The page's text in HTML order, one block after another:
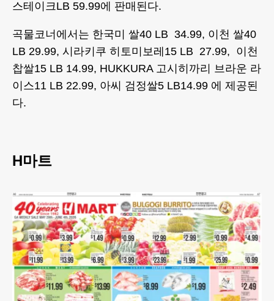
스테이크LB 59.99에 판매된다.
곡물코너에서는 한국미 쌀40 LB 34.99, 이천 쌀40
LB 29.99, 시라키쿠 히토미보레15 LB 27.99, 이천
찹쌀15 LB 14.99, HUKKURA 고시히까리 브라운 라
이스11 LB 22.99, 아씨 검정쌀5 LB14.99 에 제공된
다.
H마트